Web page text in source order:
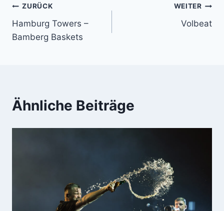
Beitragsnavigation
ZURÜCK
Hamburg Towers –
Bamberg Baskets
WEITER
Volbeat
Ähnliche Beiträge